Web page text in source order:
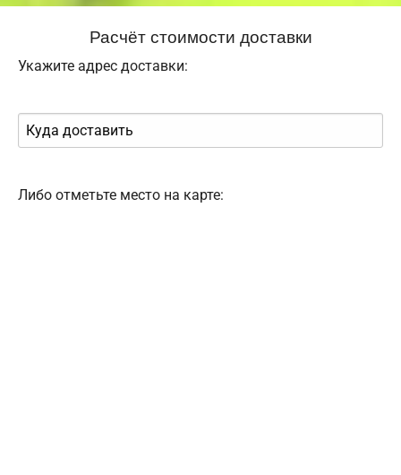
Расчёт стоимости доставки
Укажите адрес доставки:
Либо отметьте место на карте: